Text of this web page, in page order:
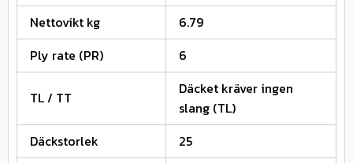
Nettovikt kg
6.79
Ply rate (PR)
6
TL / TT
Däcket kräver ingen
slang (TL)
Däckstorlek
25